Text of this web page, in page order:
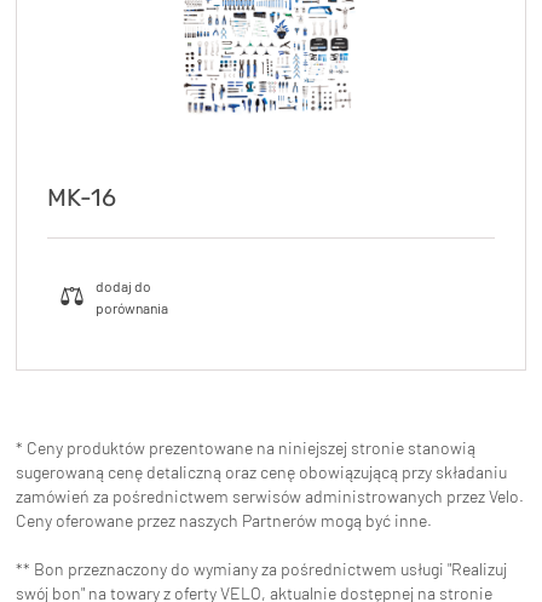
MK-16
* Ceny produktów prezentowane na niniejszej stronie stanowią
sugerowaną cenę detaliczną oraz cenę obowiązującą przy składaniu
zamówień za pośrednictwem serwisów administrowanych przez Velo.
Ceny oferowane przez naszych Partnerów mogą być inne.
** Bon przeznaczony do wymiany za pośrednictwem usługi "Realizuj
swój bon" na towary z oferty VELO, aktualnie dostępnej na stronie